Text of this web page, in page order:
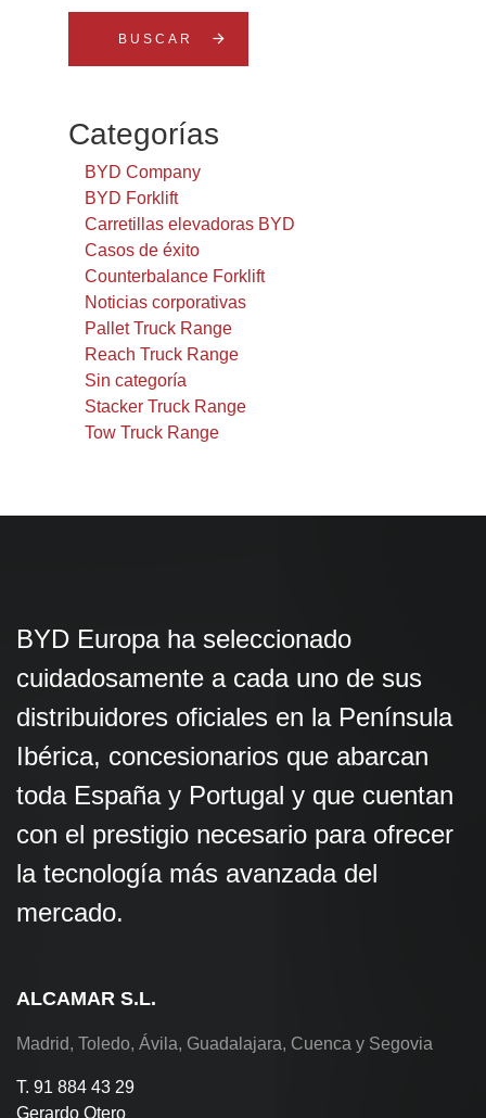
arrow_forward
Categorías
BYD Company
BYD Forklift
Carretillas elevadoras BYD
Casos de éxito
Counterbalance Forklift
Noticias corporativas
Pallet Truck Range
Reach Truck Range
Sin categoría
Stacker Truck Range
Tow Truck Range
BYD Europa ha seleccionado
cuidadosamente a cada uno de sus
distribuidores oficiales en la Península
Ibérica, concesionarios que abarcan
toda España y Portugal y que cuentan
con el prestigio necesario para ofrecer
la tecnología más avanzada del
mercado.
ALCAMAR S.L.
Madrid, Toledo, Ávila, Guadalajara, Cuenca y Segovia
T. 91 884 43 29
Gerardo Otero